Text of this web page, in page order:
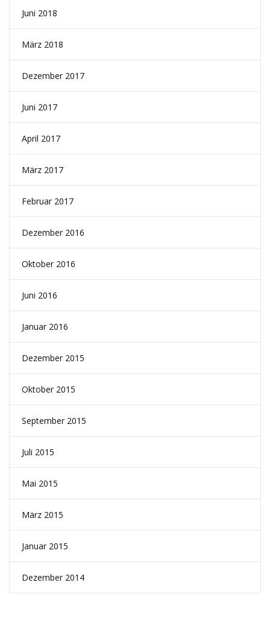
Juni 2018
März 2018
Dezember 2017
Juni 2017
April 2017
März 2017
Februar 2017
Dezember 2016
Oktober 2016
Juni 2016
Januar 2016
Dezember 2015
Oktober 2015
September 2015
Juli 2015
Mai 2015
März 2015
Januar 2015
Dezember 2014